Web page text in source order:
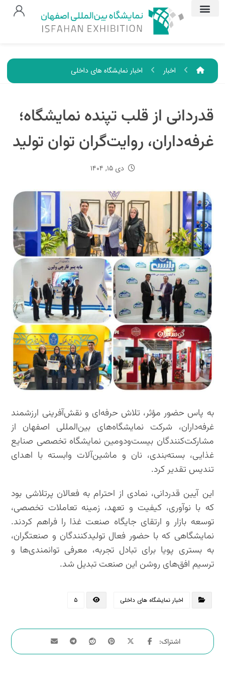
اخبار اخبار نمایشگاه های داخلی
قدردانی از قلب تپنده نمایشگاه؛
غرفه‌داران، روایت‌گران توان تولید
دی ۱۵, ۱۴۰۴
به پاس حضور مؤثر، تلاش حرفه‌ای و نقش‌آفرینی ارزشمند
غرفه‌داران، شرکت نمایشگاه‌های بین‌المللی اصفهان از
مشارکت‌کنندگان بیست‌ودومین نمایشگاه تخصصی صنایع
غذایی، بسته‌بندی، نان و ماشین‌آلات وابسته با اهدای
تندیس تقدیر کرد.
این آیین قدردانی، نمادی از احترام به فعالان پرتلاشی بود
که با نوآوری، کیفیت و تعهد، زمینه تعاملات تخصصی،
توسعه بازار و ارتقای جایگاه صنعت غذا را فراهم کردند.
نمایشگاهی که با حضور فعال تولیدکنندگان و صنعتگران،
به بستری پویا برای تبادل تجربه، معرفی توانمندی‌ها و
ترسیم افق‌های روشن این صنعت تبدیل شد.
اخبار نمایشگاه های داخلی ۵